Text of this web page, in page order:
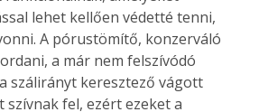
lehet kellően védetté tenni,
A pórustömítő, konzerváló
a már nem felszívódó
szálirányt keresztező vágott
fel, ezért ezeket a